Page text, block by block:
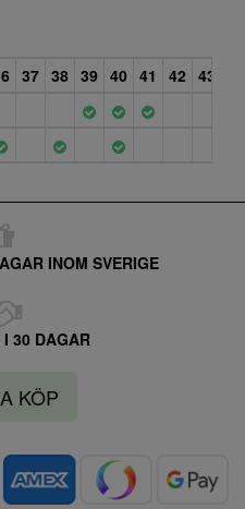
37 38 39 40 41 42 43
INOM SVERIGE
I 30 DAGAR
KÖP